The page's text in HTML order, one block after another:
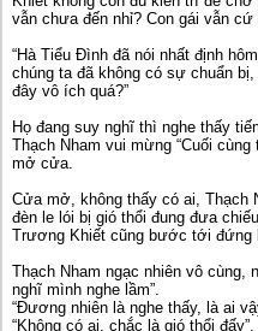
vẫn chưa đến nhỉ? Con gái vẫn cứ
“Hà Tiểu Đình đã nói nhất định
chúng ta đã không có sự chuẩn
đây vô ích quá?”
Họ đang suy nghĩ thì nghe thấy
Thạch Nham vui mừng “Cuối
mở cửa.
Cửa mở, không thấy có ai, Thạch
đèn le lói bị gió thổi đung đưa
Trương Khiết cũng bước tới đứng
Thạch Nham ngạc nhiên vô cùng,
nghĩ mình nghe lầm”.
“Đương nhiên là nghe thấy, là ai
“Không có ai, chắc là gió thổi đấy”.